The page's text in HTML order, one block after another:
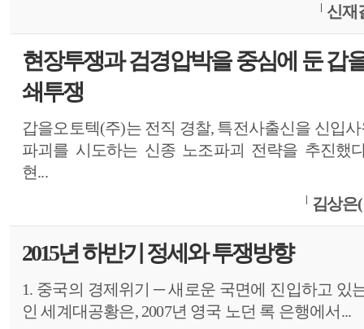
신재
현장투쟁과 검경압박을 중심에 둔 갑
쇄투쟁
갑을오토텍(주)는 전직 경찰, 특전사출신을 신입
파괴를 시도하는 신종 노조파괴 전략을 추진했
현...
김상은
2015년 하반기 정세와 투쟁방향
1. 중국의 경제위기 ─ 새로운 국면에 진입하고 있
인 세계대공황은, 2007년 영국 노던 록 은행에서...